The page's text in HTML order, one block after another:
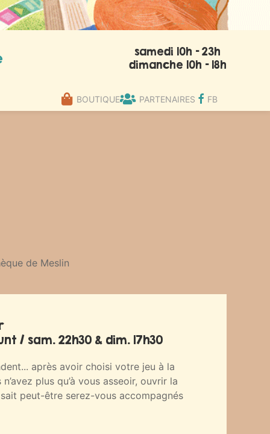
samedi 10h - 23h
dimanche 10h - 18h
BOUTIQUE PARTENAIRES FB
de Meslin
/ sam. 22h30 & dim. 17h30
après avoir choisi votre jeu à la
n’avez plus qu’à vous asseoir, ouvrir la
peut-être serez-vous accompagnés